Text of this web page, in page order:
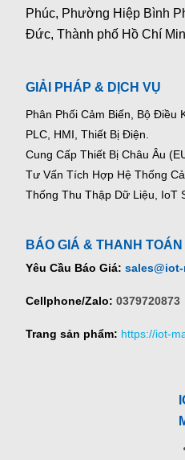
Phúc, Phường Hiệp Bình
Đức, Thành phố Hồ Chí
GIẢI PHÁP & DỊCH VỤ
Phân Phối Cảm Biến, Bộ Điều
PLC, HMI, Thiết Bị Điện.
Cung Cấp Thiết Bị Châu Âu
Tư Vấn Tích Hợp Hệ Thống
Thống Thu Thập Dữ Liệu, IoT
BÁO GIÁ & THANH TOÁN
Yêu Cầu Báo Giá:
Cellphone/Zalo: 0379720873
Trang sản phẩm: https://iot-